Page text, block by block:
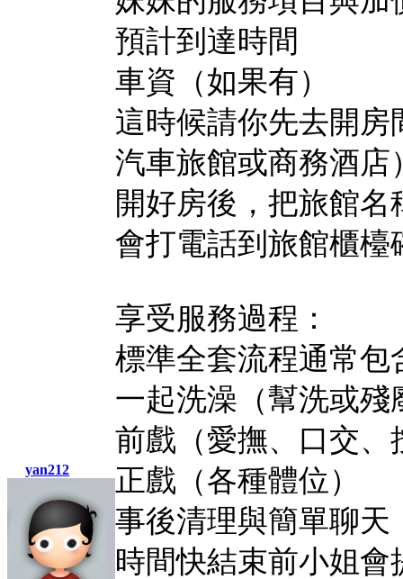
yan212
預計到達時間
車資（如果有）
這時候請你先去開
汽車旅館或商務酒店
開好房後，把旅館
會打電話到旅館櫃
享受服務過程：
標準全套流程通常包
一起洗澡（幫洗或
前戲（愛撫、口交、
正戲（各種體位）
事後清理與簡單聊天
時間快結束前小姐